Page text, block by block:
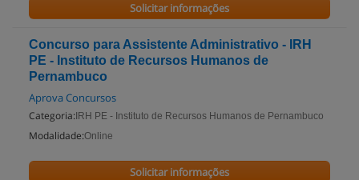
Solicitar informações
Concurso para Assistente Administrativo - IRH
PE - Instituto de Recursos Humanos de
Pernambuco
Aprova Concursos
Categoria: IRH PE - Instituto de Recursos Humanos de Pernambuco
Modalidade:Online
Solicitar informações